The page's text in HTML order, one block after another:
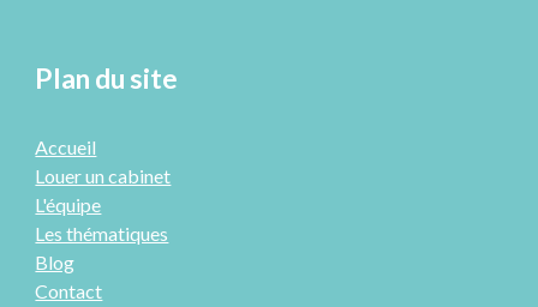
Plan du site
Accueil
Louer un cabinet
L'équipe
Les thématiques
Blog
Contact